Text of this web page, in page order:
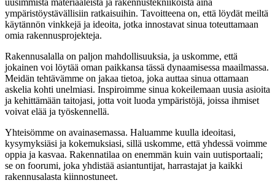
uusimmista materiaaleista ja rakennustekniikoista aina
ympäristöystävällisiin ratkaisuihin. Tavoitteena on, että löydät meiltä
käytännön vinkkejä ja ideoita, jotka innostavat sinua toteuttamaan
omia rakennusprojekteja.
Rakennusalalla on paljon mahdollisuuksia, ja uskomme, että
jokainen voi löytää oman paikkansa tässä dynaamisessa maailmassa.
Meidän tehtävämme on jakaa tietoa, joka auttaa sinua ottamaan
askelia kohti unelmiasi. Inspiroimme sinua kokeilemaan uusia asioita
ja kehittämään taitojasi, jotta voit luoda ympäristöjä, joissa ihmiset
voivat elää ja työskennellä.
Yhteisömme on avainasemassa. Haluamme kuulla ideoitasi,
kysymyksiäsi ja kokemuksiasi, sillä uskomme, että yhdessä voimme
oppia ja kasvaa. Rakennatilaa on enemmän kuin vain uutisportaali;
se on foorumi, joka yhdistää asiantuntijat, harrastajat ja kaikki
rakennusalasta kiinnostuneet.